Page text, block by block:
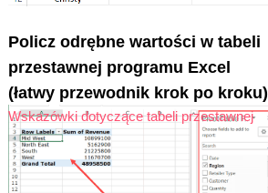
Policz odrębne wartości w tabeli
przestawnej programu Excel
(łatwy przewodnik krok po kroku)
Wskazówki dotyczące tabeli przestawnej